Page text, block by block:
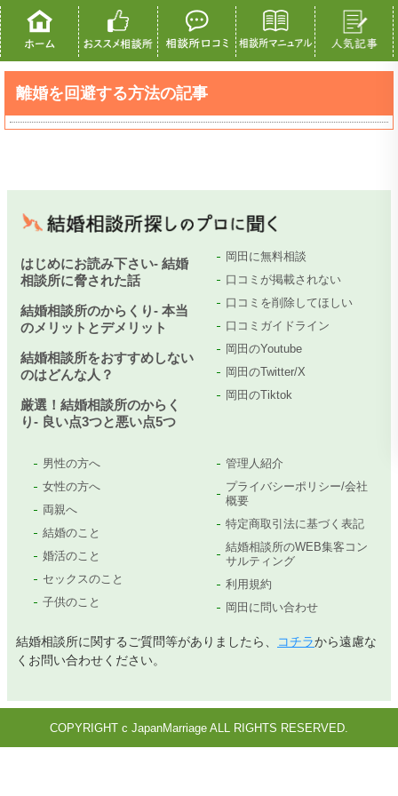
離婚を回避する方法の記事
はじめにお読み下さい- 結婚
相談所に脅された話
結婚相談所のからくり- 本当
のメリットとデメリット
結婚相談所をおすすめしない
のはどんな人？
厳選！結婚相談所のからく
り- 良い点3つと悪い点5つ
岡田に無料相談
口コミが掲載されない
口コミを削除してほしい
口コミガイドライン
岡田のYoutube
岡田のTwitter/X
岡田のTiktok
男性の方へ
女性の方へ
両親へ
結婚のこと
婚活のこと
セックスのこと
子供のこと
管理人紹介
プライバシーポリシー/会社
概要
特定商取引法に基づく表記
結婚相談所のWEB集客コン
サルティング
利用規約
岡田に問い合わせ
結婚相談所に関するご質問等がありましたら、 コチラから遠慮な
くお問い合わせください。
COPYRIGHT c JapanMarriage ALL RIGHTS RESERVED.